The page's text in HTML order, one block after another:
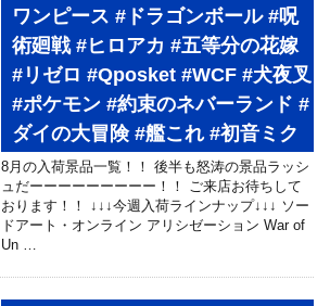
ワンピース #ドラゴンボール #呪
術廻戦 #ヒロアカ #五等分の花嫁
#リゼロ #Qposket #WCF #犬夜叉
#ポケモン #約束のネバーランド #
ダイの大冒険 #艦これ #初音ミク
8月の入荷景品一覧！！ 後半も怒涛の景品ラッシ
ュだーーーーーーーーー！！ ご来店お待ちして
おります！！ ↓↓↓今週入荷ラインナップ↓↓↓ ソー
ドアート・オンライン アリシゼーション War of
Un …